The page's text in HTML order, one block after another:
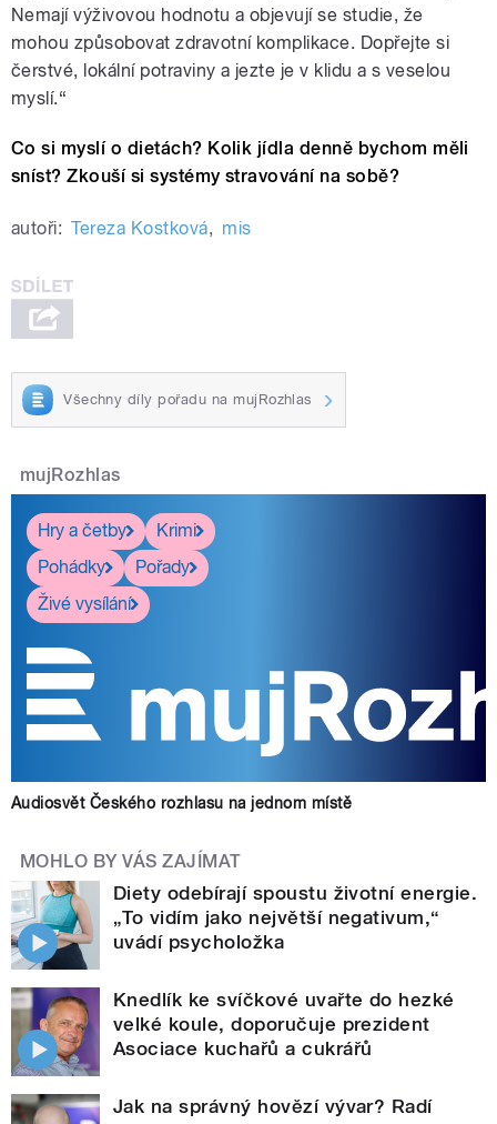
Nemají výživovou hodnotu a objevují se studie, že
mohou způsobovat zdravotní komplikace. Dopřejte si
čerstvé, lokální potraviny a jezte je v klidu a s veselou
myslí.“
Co si myslí o dietách? Kolik jídla denně bychom měli
sníst? Zkouší si systémy stravování na sobě?
autoři: Tereza Kostková, mis
Všechny díly pořadu na mujRozhlas
mujRozhlas
Hry a četby
Krimi
Pohádky
Pořady
Živé vysílání
Audiosvět Českého rozhlasu na jednom místě
MOHLO BY VÁS ZAJÍMAT
Diety odebírají spoustu životní energie.
„To vidím jako největší negativum,“
uvádí psycholožka
Knedlík ke svíčkové uvařte do hezké
velké koule, doporučuje prezident
Asociace kuchařů a cukrářů
Jak na správný hovězí vývar? Radí